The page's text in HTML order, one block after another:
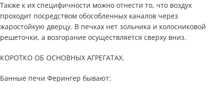
Также к их специфичности можно отнести то, что воздух
проходит посредством обособленных каналов через
жаростойкую дверцу. В печках нет зольника и колосниковой
решеточки, а возгорание осуществляется сверху вниз.
КОРОТКО ОБ ОСНОВНЫХ АГРЕГАТАХ.
Банные печи Ферингер бывают: